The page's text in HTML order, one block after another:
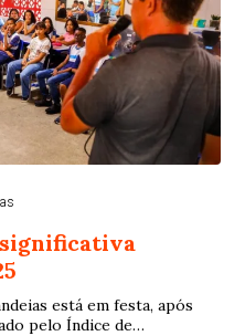
está em festa, após
pelo Índice de